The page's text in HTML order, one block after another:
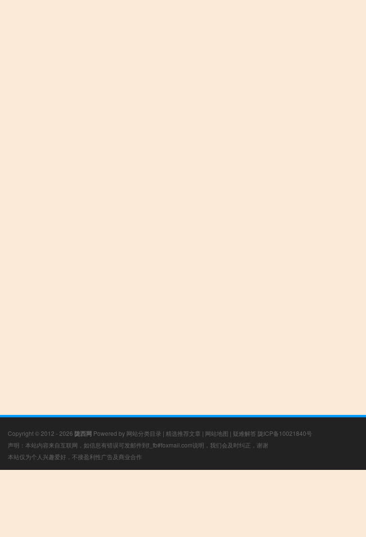
Copyright © 2012 - 2026 陇西网 Powered by 网站分类目录 | 精选推荐文章 | 网站地图 | 疑难解答 陇ICP备10021840号
声明：本站内容来自互联网，如信息有错误可发邮件到f_fb#foxmail.com说明，我们会及时纠正，谢谢
本站仅为个人兴趣爱好，不接盈利性广告及商业合作